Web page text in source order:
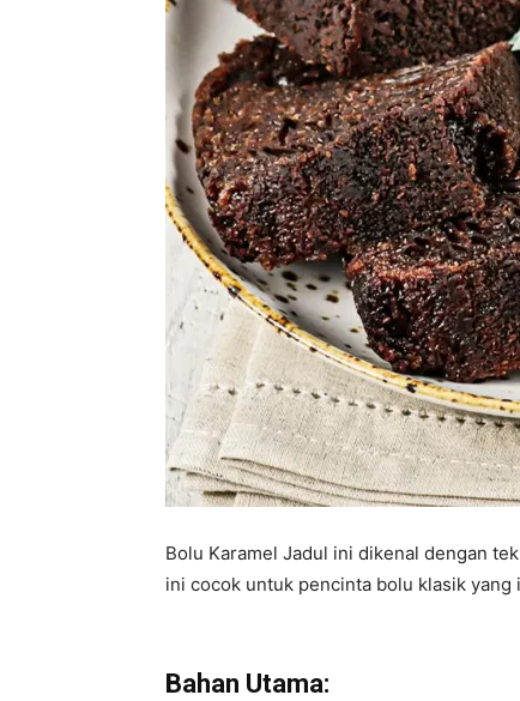
Bolu Karamel Jadul ini dikenal dengan
ini cocok untuk pencinta bolu klasik
Bahan Utama: